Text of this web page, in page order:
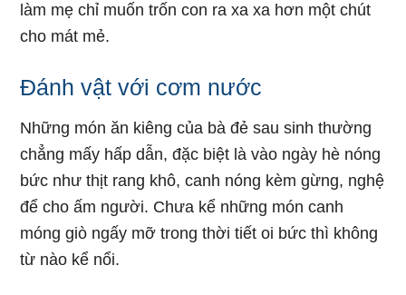
làm mẹ chỉ muốn trốn con ra xa xa hơn một chút
cho mát mẻ.
Đánh vật với cơm nước
Những món ăn kiêng của bà đẻ sau sinh thường
chẳng mấy hấp dẫn, đặc biệt là vào ngày hè nóng
bức như thịt rang khô, canh nóng kèm gừng, nghệ
để cho ấm người. Chưa kể những món canh
móng giò ngấy mỡ trong thời tiết oi bức thì không
từ nào kể nổi.